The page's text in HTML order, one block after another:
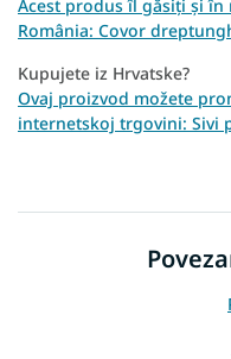
Acest produs îl găsiți și
România: Covor
Kupujete iz Hrvatske?
Ovaj proizvod možete
internetskoj trgovini: Sivi